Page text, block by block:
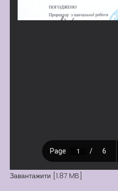
Завантажити [1.87 MB]